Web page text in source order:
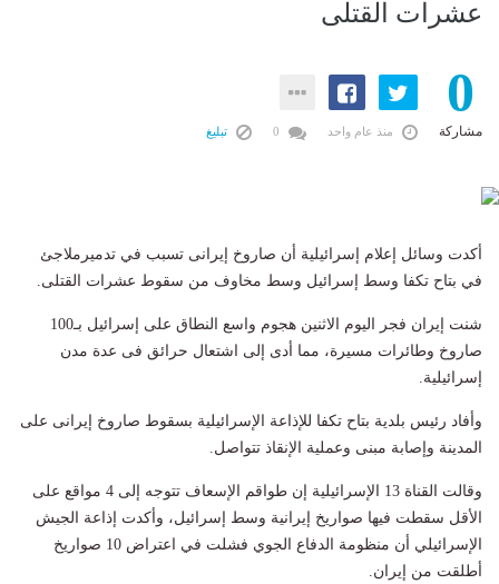
عشرات القتلى
0
مشاركة منذ عام واحد تبليغ
أكدت وسائل إعلام إسرائيلية أن صاروخ إيرانى تسبب في تدميرملاجئ
في بتاح تكفا وسط إسرائيل وسط مخاوف من سقوط عشرات القتلى.
شنت إيران فجر اليوم الاثنين هجوم واسع النطاق على إسرائيل بـ100
صاروخ وطائرات مسيرة، مما أدى إلى اشتعال حرائق فى عدة مدن
إسرائيلية.
وأفاد رئيس بلدية بتاح تكفا للإذاعة الإسرائيلية بسقوط صاروخ إيرانى على
المدينة وإصابة مبنى وعملية الإنقاذ تتواصل.
وقالت القناة 13 الإسرائيلية إن طواقم الإسعاف تتوجه إلى 4 مواقع على
الأقل سقطت فيها صواريخ إيرانية وسط إسرائيل، وأكدت إذاعة الجيش
الإسرائيلي أن منظومة الدفاع الجوي فشلت في اعتراض 10 صواريخ
أطلقت من إيران.